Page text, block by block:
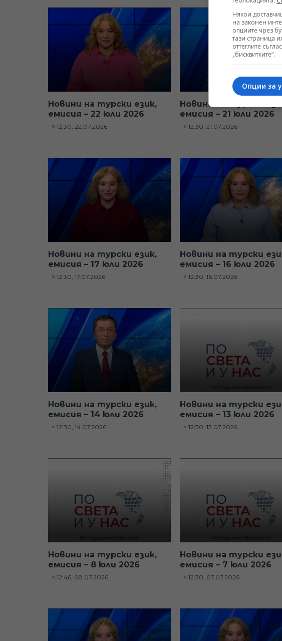
Новини на турски език,
емисия – 22 юли 2026
12:30, 22.07.2026
Новини на турски
емисия – 21 юли 2026
12:30, 21.07.2026
Новини на турски език,
емисия – 17 юли 2026
12:30, 17.07.2026
Новини на турски
емисия – 16 юли 2026
12:30, 16.07.2026
Новини на турски език,
емисия – 14 юли 2026
12:30, 14.07.2026
Новини на турски
емисия – 13 юли 2026
12:30, 13.07.2026
Новини на турски език,
емисия – 8 юли 2026
12:46, 08.07.2026
Новини на турски
емисия – 7 юли 2026
12:30, 07.07.2026
Някои
на законен
опциите чрез
тази страница
оттеглите
„бисквитките“.
Опции за